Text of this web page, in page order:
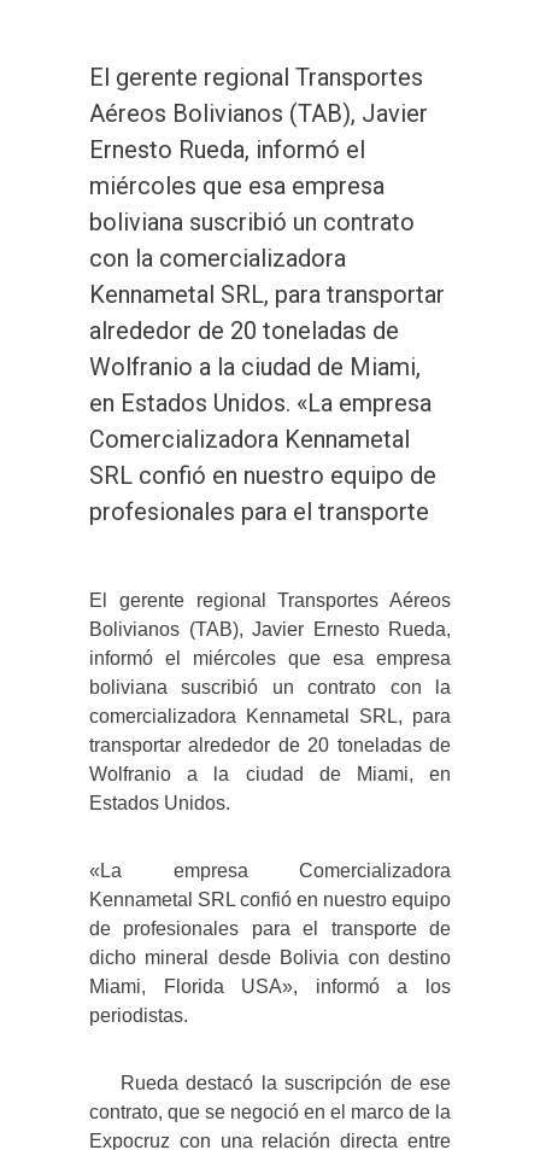
El gerente regional Transportes
Aéreos Bolivianos (TAB), Javier
Ernesto Rueda, informó el
miércoles que esa empresa
boliviana suscribió un contrato
con la comercializadora
Kennametal SRL, para transportar
alrededor de 20 toneladas de
Wolfranio a la ciudad de Miami,
en Estados Unidos. «La empresa
Comercializadora Kennametal
SRL confió en nuestro equipo de
profesionales para el transporte
El gerente regional Transportes Aéreos
Bolivianos (TAB), Javier Ernesto Rueda,
informó el miércoles que esa empresa
boliviana suscribió un contrato con la
comercializadora Kennametal SRL, para
transportar alrededor de 20 toneladas de
Wolfranio a la ciudad de Miami, en
Estados Unidos.
«La empresa Comercializadora
Kennametal SRL confió en nuestro equipo
de profesionales para el transporte de
dicho mineral desde Bolivia con destino
Miami, Florida USA», informó a los
periodistas.
Rueda destacó la suscripción de ese
contrato, que se negoció en el marco de la
Expocruz con una relación directa entre